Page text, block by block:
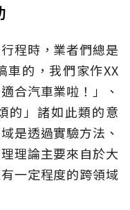
程時，業者們總是
車的，我們家作XX
合汽車業啦！」、
的」諸如此類的意
是透過實驗方法、
理論主要來自於大
一定程度的跨領域